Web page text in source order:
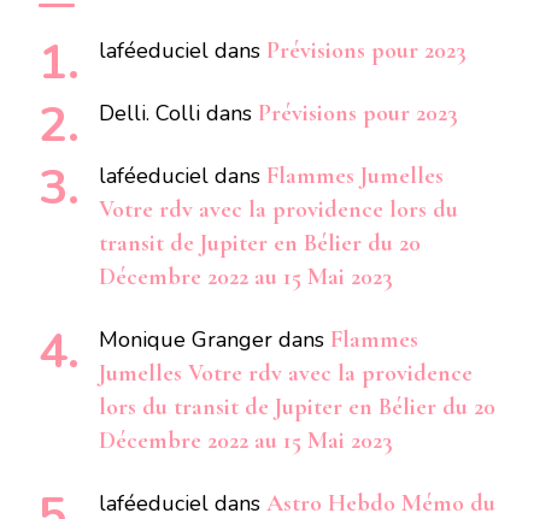
laféeduciel dans Prévisions pour 2023
Delli. Colli dans Prévisions pour 2023
laféeduciel dans Flammes Jumelles
Votre rdv avec la providence lors du
transit de Jupiter en Bélier du 20
Décembre 2022 au 15 Mai 2023
Monique Granger dans Flammes
Jumelles Votre rdv avec la providence
lors du transit de Jupiter en Bélier du 20
Décembre 2022 au 15 Mai 2023
laféeduciel dans Astro Hebdo Mémo du